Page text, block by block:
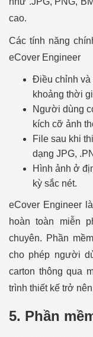
cao.
Các tính năng
eCover Engineer
Điều chỉnh và
khoảng thời
Người dùng
kích cỡ ảnh
File sau khi
dạng JPG,
Hình ảnh ở
kỳ sắc nét.
eCover Engineer
hoàn toàn miễn
chuyên. Phần
cho phép người
carton thông qua
trình thiết kế trở
5. Phần